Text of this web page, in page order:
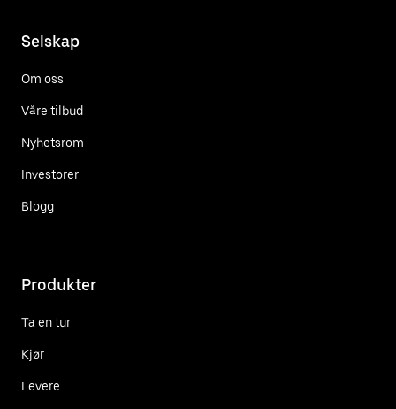
Selskap
Om oss
Våre tilbud
Nyhetsrom
Investorer
Blogg
Produkter
Ta en tur
Kjør
Levere